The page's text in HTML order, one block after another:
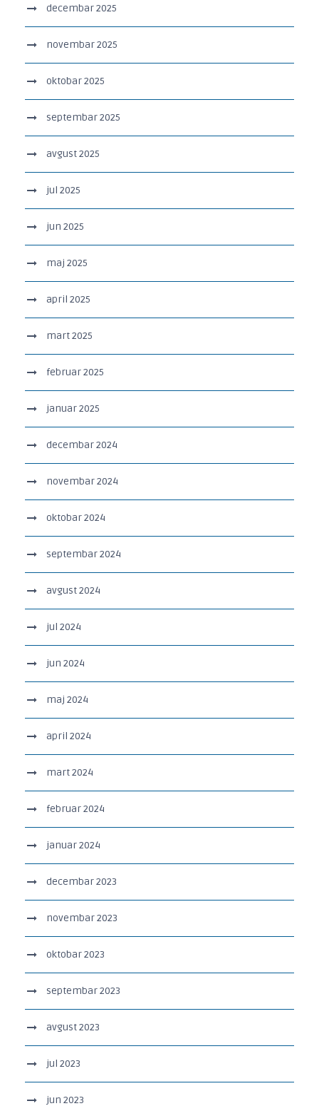
decembar 2025
novembar 2025
oktobar 2025
septembar 2025
avgust 2025
jul 2025
jun 2025
maj 2025
april 2025
mart 2025
februar 2025
januar 2025
decembar 2024
novembar 2024
oktobar 2024
septembar 2024
avgust 2024
jul 2024
jun 2024
maj 2024
april 2024
mart 2024
februar 2024
januar 2024
decembar 2023
novembar 2023
oktobar 2023
septembar 2023
avgust 2023
jul 2023
jun 2023